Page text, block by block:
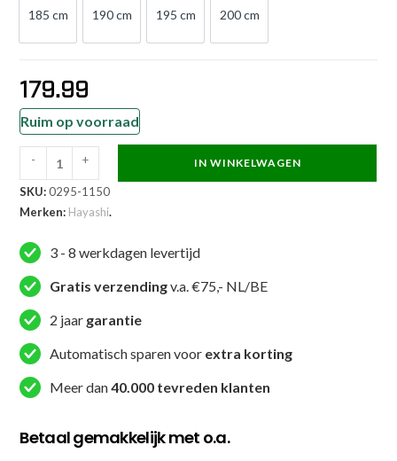
185 cm
185 cm
190 cm
190 cm
195 cm
195 cm
200 cm
200 cm
179.99
Ruim op voorraad
Hayashi
Karatepak
-
Katamori
WKF
Approved
Wit
aantal
- + IN WINKELWAGEN
SKU:0295-1150
Merken: Hayashi.
3 - 8 werkdagen levertijd
Gratis verzendingv.a. €75,- NL/BE
2 jaar garantie
Automatisch sparen voor extra korting
Meer dan40.000 tevreden klanten
Betaal gemakkelijk met o.a.